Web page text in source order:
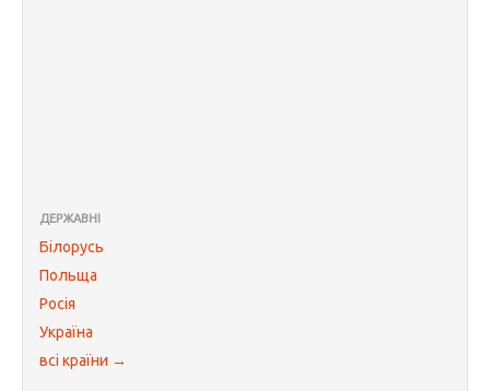
ДЕРЖАВНІ
Білорусь
Польща
Росія
Україна
всі країни →